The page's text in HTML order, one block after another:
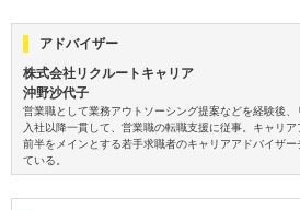
アドバイザー
株式会社リクルートキャリア
沖野沙代子
営業職として業務アウトソーシング提案などを経験後、
入社以降一貫して、営業職の転職支援に従事。キャリ
前半をメインとする若手求職者のキャリアアドバイザ
ている。